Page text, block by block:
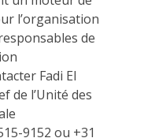
l’organisation
de
Fadi El
de l’Unité des
9152 ou +31